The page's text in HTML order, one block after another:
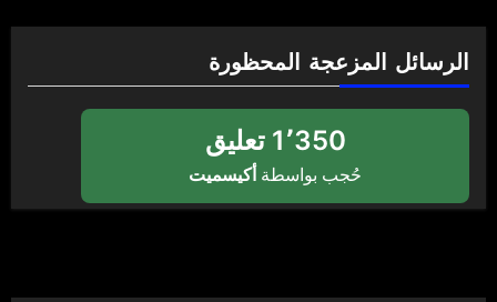
الرسائل المزعجة المحظورة
1٬350 تعليق
حُجب بواسطة أكيسميت